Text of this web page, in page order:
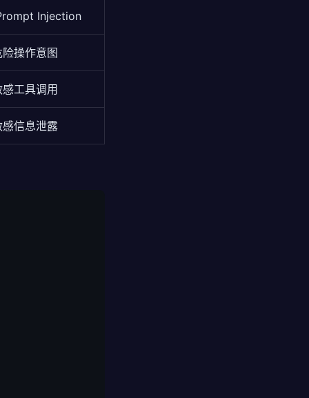
Injection
操作意图
工具调用
信息泄露